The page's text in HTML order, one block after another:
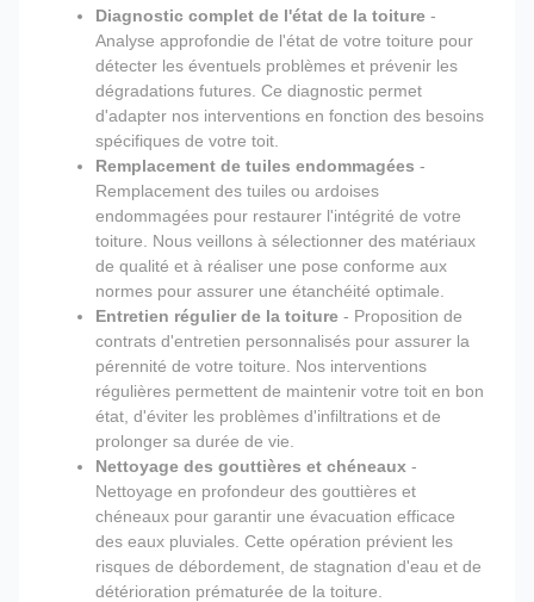
Diagnostic complet de l'état de la toiture -
Analyse approfondie de l'état de votre toiture pour
détecter les éventuels problèmes et prévenir les
dégradations futures. Ce diagnostic permet
d'adapter nos interventions en fonction des besoins
spécifiques de votre toit.
Remplacement de tuiles endommagées -
Remplacement des tuiles ou ardoises
endommagées pour restaurer l'intégrité de votre
toiture. Nous veillons à sélectionner des matériaux
de qualité et à réaliser une pose conforme aux
normes pour assurer une étanchéité optimale.
Entretien régulier de la toiture - Proposition de
contrats d'entretien personnalisés pour assurer la
pérennité de votre toiture. Nos interventions
régulières permettent de maintenir votre toit en bon
état, d'éviter les problèmes d'infiltrations et de
prolonger sa durée de vie.
Nettoyage des gouttières et chéneaux -
Nettoyage en profondeur des gouttières et
chéneaux pour garantir une évacuation efficace
des eaux pluviales. Cette opération prévient les
risques de débordement, de stagnation d'eau et de
détérioration prématurée de la toiture.